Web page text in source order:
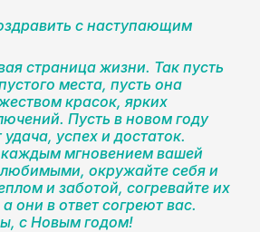
с наступающим
страница жизни. Так пусть
места, пусть она
красок, ярких
Пусть в новом году
успех и достаток.
мгновением вашей
окружайте себя и
и заботой, согревайте их
они в ответ согреют вас.
с Новым годом!